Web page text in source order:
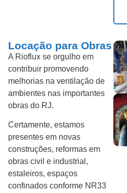
Locação para Obras
A Rioflux se orgulho em
contribuir promovendo
melhorias na ventilação de
ambientes nas importantes
obras do RJ.
Certamente, estamos
presentes em novas
construções, reformas em
obras civil e industrial,
estaleiros, espaços
confinados conforme NR33